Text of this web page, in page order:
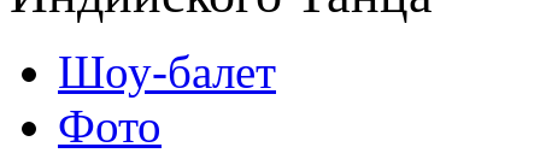
Шоу-балет
Фото